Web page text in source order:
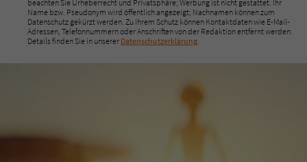
beachten Sie Urheberrecht und Privatsphäre; Werbung ist nicht gestattet. Ihr
Name bzw. Pseudonym wird öffentlich angezeigt; Nachnamen können zum
Datenschutz gekürzt werden. Zu Ihrem Schutz können Kontaktdaten wie E-Mail-
Adressen, Telefonnummern oder Anschriften von der Redaktion entfernt werden.
Details finden Sie in unserer Datenschutzerklärung.